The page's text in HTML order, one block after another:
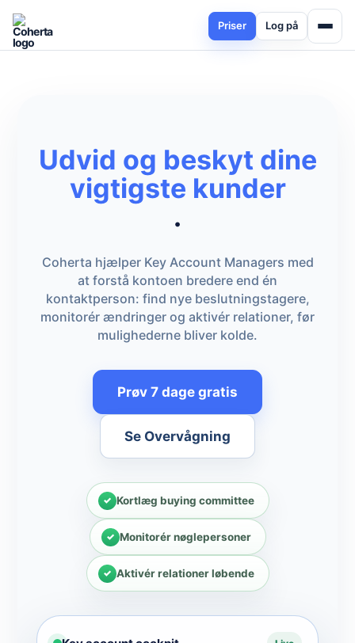
Priser Log på
Udvid og beskyt dine
vigtigste kunder
.
Coherta hjælper Key Account Managers med
at forstå kontoen bredere end én
kontaktperson: find nye beslutningstagere,
monitorér ændringer og aktivér relationer, før
mulighederne bliver kolde.
Prøv 7 dage gratis
Se Overvågning
Kortlæg buying committee
Monitorér nøglepersoner
Aktivér relationer løbende